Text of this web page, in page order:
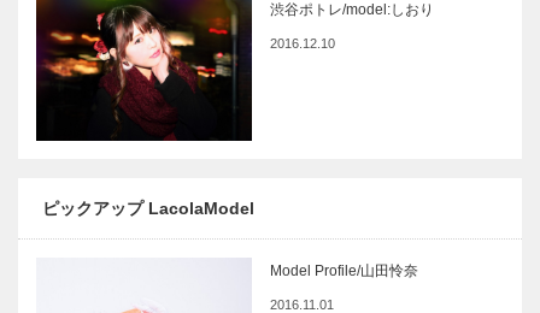
渋谷ポトレ/model:しおり
2016.12.10
ピックアップ LacolaModel
Model Profile/山田怜奈
2016.11.01